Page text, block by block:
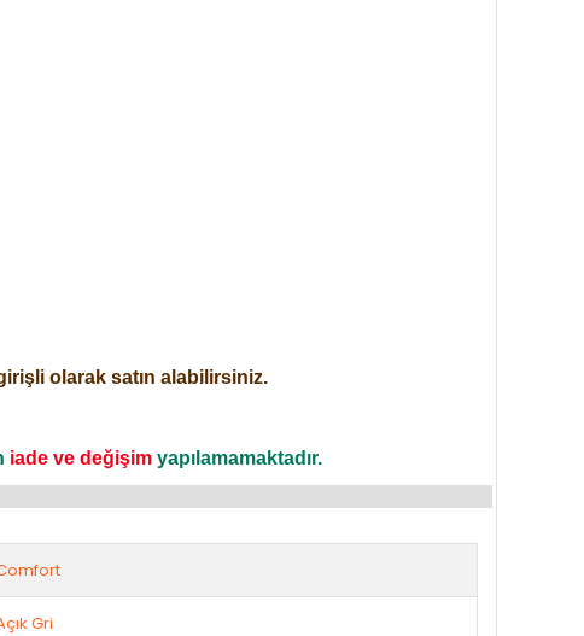
olarak satın alabilirsiniz.
iade ve değişim yapılamamaktadır.
Gri